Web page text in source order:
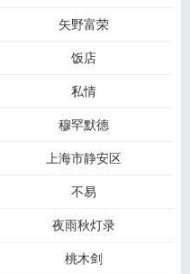
矢野富荣
饭店
私情
穆罕默德
上海市静安区
不易
夜雨秋灯录
桃木剑